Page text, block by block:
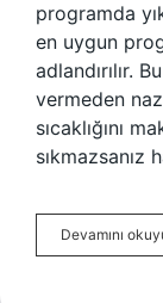
programda
en uygun
adlandırılır.
vermeden
sıcaklığını
sıkmazsanız
Devamını